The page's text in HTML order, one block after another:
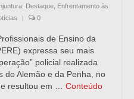
Destaque
Enfrentamento às
0
de Ensino da
expressa seu mais
policial realizada
do Alemão e da Penha, no
resultou em … Conteúdo